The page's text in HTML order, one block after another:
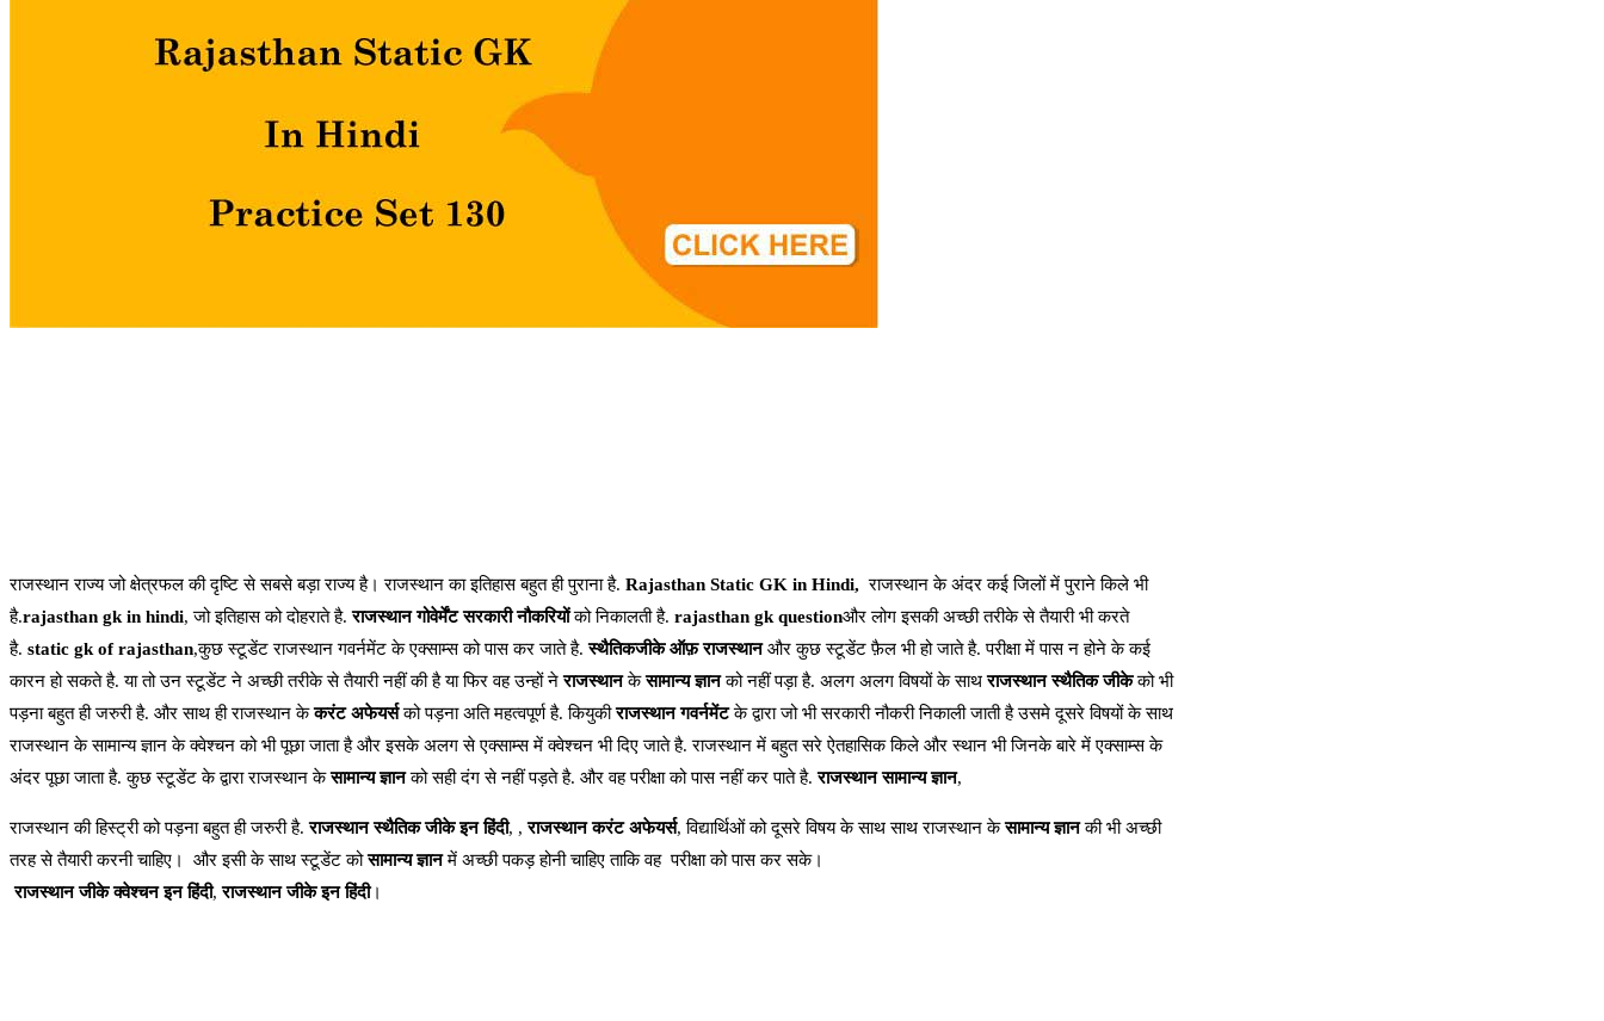
राजस्थान राज्य जो क्षेत्रफल की दृष्टि से सबसे बड़ा राज्य है। राजस्थान का इतिहास बहुत ही पुराना है. Rajasthan Static GK in Hindi, राजस्थान के अंदर कई जिलों में पुराने किले भी
है.rajasthan gk in hindi, जो इतिहास को दोहराते है.राजस्थान गोवेर्मेंट सरकारी नौकरियोंको निकालती है. rajasthan gk questionऔर लोग इसकी अच्छी तरीके से तैयारी भी करते
है. static gk of rajasthan,कुछ स्टूडेंट राजस्थान गवर्नमेंट के एक्साम्स को पास कर जाते है.स्थैतिकजीके ऑफ़ राजस्थानऔर कुछ स्टूडेंट फ़ैल भी हो जाते है. परीक्षा में पास न होने के कई
कारन हो सकते है. या तो उन स्टूडेंट ने अच्छी तरीके से तैयारी नहीं की है या फिर वह उन्हों नेराजस्थानकेसामान्य ज्ञानको नहीं पड़ा है. अलग अलग विषयों के साथराजस्थान स्थैतिक जीकेको भी
पड़ना बहुत ही जरुरी है. और साथ ही राजस्थान केकरंट अफेयर्सको पड़ना अति महत्वपूर्ण है. कियुकीराजस्थान गवर्नमेंटके द्वारा जो भी सरकारी नौकरी निकाली जाती है उसमे दूसरे विषयों के साथ
राजस्थान के सामान्य ज्ञान के क्वेश्चन को भी पूछा जाता है और इसके अलग से एक्साम्स में क्वेश्चन भी दिए जाते है. राजस्थान में बहुत सरे ऐतहासिक किले और स्थान भी जिनके बारे में एक्साम्स के
अंदर पूछा जाता है. कुछ स्टूडेंट के द्वारा राजस्थान केसामान्य ज्ञानको सही दंग से नहीं पड़ते है. और वह परीक्षा को पास नहीं कर पाते है.राजस्थान सामान्य ज्ञान,
राजस्थान की हिस्ट्री को पड़ना बहुत ही जरुरी है.राजस्थान स्थैतिक जीके इन हिंदी, ,राजस्थान करंट अफेयर्स, विद्यार्थिओं को दूसरे विषय के साथ साथ राजस्थान केसामान्य ज्ञानकी भी अच्छी
तरह से तैयारी करनी चाहिए। और इसी के साथ स्टूडेंट कोसामान्य ज्ञानमें अच्छी पकड़ होनी चाहिए ताकि वह परीक्षा को पास कर सके।
राजस्थान जीके क्वेश्चन इन हिंदी,राजस्थान जीके इन हिंदी।